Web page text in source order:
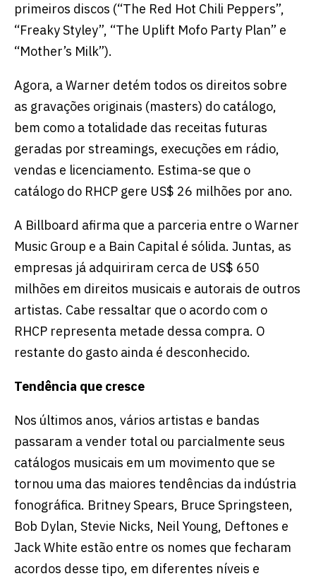
primeiros discos (“The Red Hot Chili Peppers”,
“Freaky Styley”, “The Uplift Mofo Party Plan” e
“Mother’s Milk”).
Agora, a Warner detém todos os direitos sobre
as gravações originais (masters) do catálogo,
bem como a totalidade das receitas futuras
geradas por streamings, execuções em rádio,
vendas e licenciamento. Estima-se que o
catálogo do RHCP gere US$ 26 milhões por ano.
A Billboard afirma que a parceria entre o Warner
Music Group e a Bain Capital é sólida. Juntas, as
empresas já adquiriram cerca de US$ 650
milhões em direitos musicais e autorais de outros
artistas. Cabe ressaltar que o acordo com o
RHCP representa metade dessa compra. O
restante do gasto ainda é desconhecido.
Tendência que cresce
Nos últimos anos, vários artistas e bandas
passaram a vender total ou parcialmente seus
catálogos musicais em um movimento que se
tornou uma das maiores tendências da indústria
fonográfica. Britney Spears, Bruce Springsteen,
Bob Dylan, Stevie Nicks, Neil Young, Deftones e
Jack White estão entre os nomes que fecharam
acordos desse tipo, em diferentes níveis e